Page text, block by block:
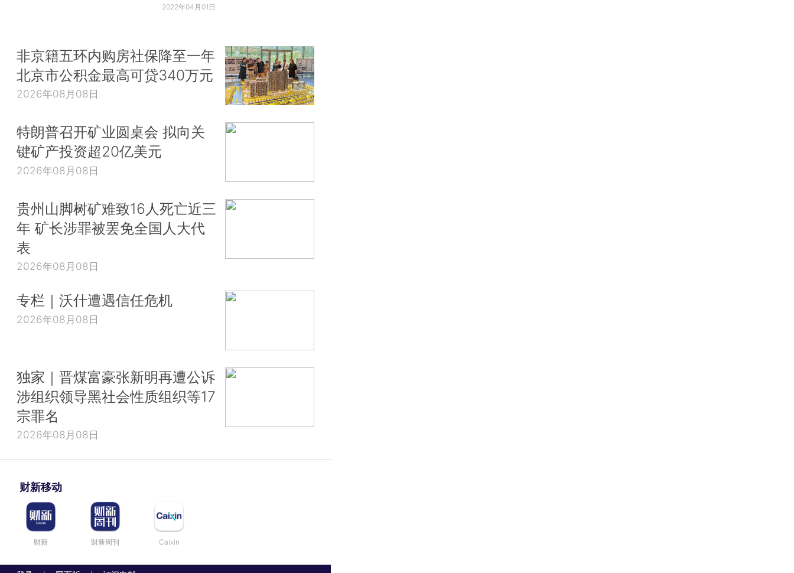
2022年04月01日
非京籍五环内购房社保降至一年
北京市公积金最高可贷340万元
2026年08月08日
特朗普召开矿业圆桌会 拟向关
键矿产投资超20亿美元
2026年08月08日
贵州山脚树矿难致16人死亡近三
年 矿长涉罪被罢免全国人大代
表
2026年08月08日
专栏｜沃什遭遇信任危机
2026年08月08日
独家｜晋煤富豪张新明再遭公诉
涉组织领导黑社会性质组织等17
宗罪名
2026年08月08日
财新移动
财新 财新周刊 Caixin